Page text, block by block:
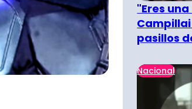
"Eres
pasillos
Nacional